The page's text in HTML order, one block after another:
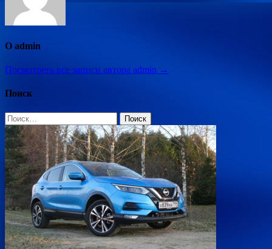
О admin
Посмотреть все записи автора admin →
Поиск
Найти: